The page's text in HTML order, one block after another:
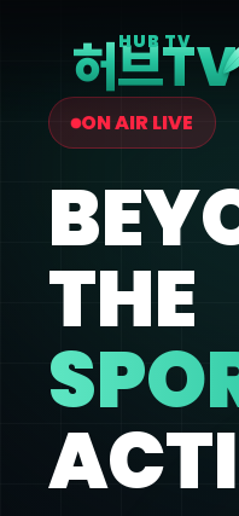
HUB TV
허브TV
ON AIR LIVE
THE